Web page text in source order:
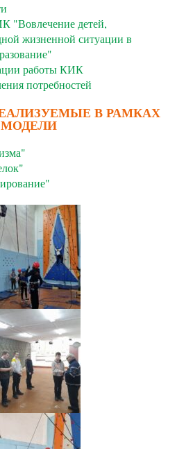
"Вовлечение детей,
жизненной ситуации в
работы КИК
потребностей
В РАМКАХ
МОДЕЛИ